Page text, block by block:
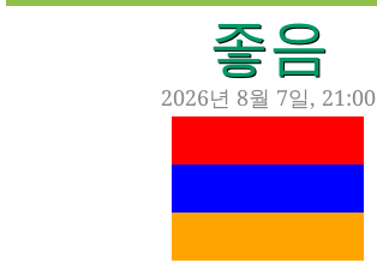
좋음
2026년 8월 7일, 21:00